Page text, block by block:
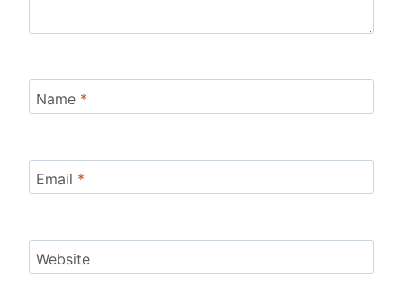
Name *
Email *
Website